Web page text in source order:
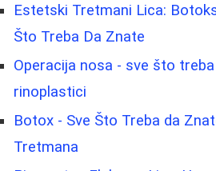
Estetski Tretmani Lica:
Što Treba Da Znate
Operacija nosa - sve što
rinoplastici
Botox - Sve Što Treba da
Tretmana